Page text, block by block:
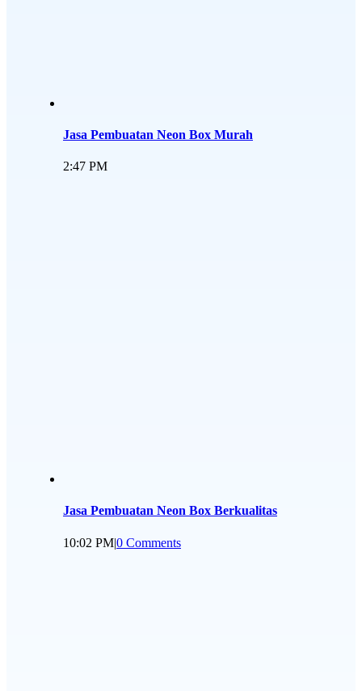
Jasa Pembuatan Neon Box Murah
2:47 PM
Jasa Pembuatan Neon Box Berkualitas
10:02 PM|0 Comments